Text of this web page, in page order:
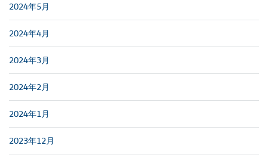
2024年5月
2024年4月
2024年3月
2024年2月
2024年1月
2023年12月